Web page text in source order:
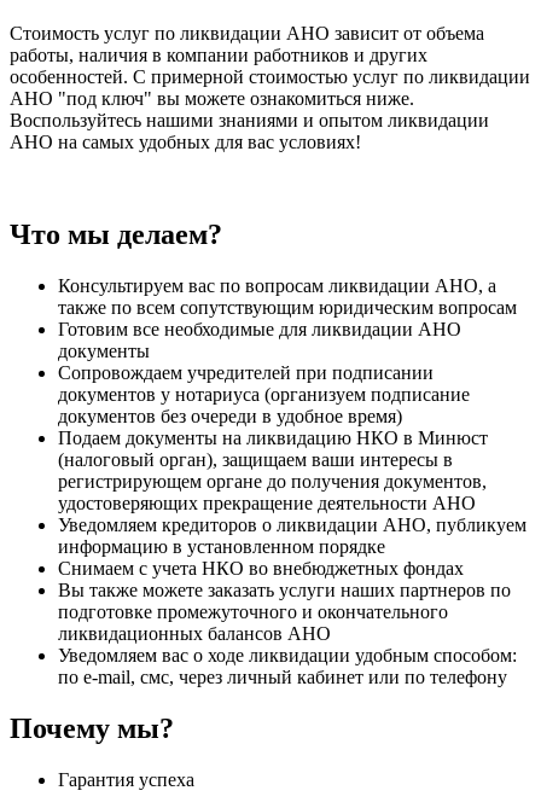
Стоимость услуг по ликвидации АНО зависит от объема
работы, наличия в компании работников и других
особенностей. С примерной стоимостью услуг по ликвидации
АНО "под ключ" вы можете ознакомиться ниже.
Воспользуйтесь нашими знаниями и опытом ликвидации
АНО на самых удобных для вас условиях!
Что мы делаем?
Консультируем вас по вопросам ликвидации АНО, а
также по всем сопутствующим юридическим вопросам
Готовим все необходимые для ликвидации АНО
документы
Сопровождаем учредителей при подписании
документов у нотариуса (организуем подписание
документов без очереди в удобное время)
Подаем документы на ликвидацию НКО в Минюст
(налоговый орган), защищаем ваши интересы в
регистрирующем органе до получения документов,
удостоверяющих прекращение деятельности АНО
Уведомляем кредиторов о ликвидации АНО, публикуем
информацию в установленном порядке
Снимаем с учета НКО во внебюджетных фондах
Вы также можете заказать услуги наших партнеров по
подготовке промежуточного и окончательного
ликвидационных балансов АНО
Уведомляем вас о ходе ликвидации удобным способом:
по e-mail, смс, через личный кабинет или по телефону
Почему мы?
Гарантия успеха